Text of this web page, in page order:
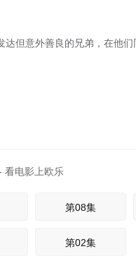
但意外善良的兄弟，在他
看电影上欧乐
第08集
第02集